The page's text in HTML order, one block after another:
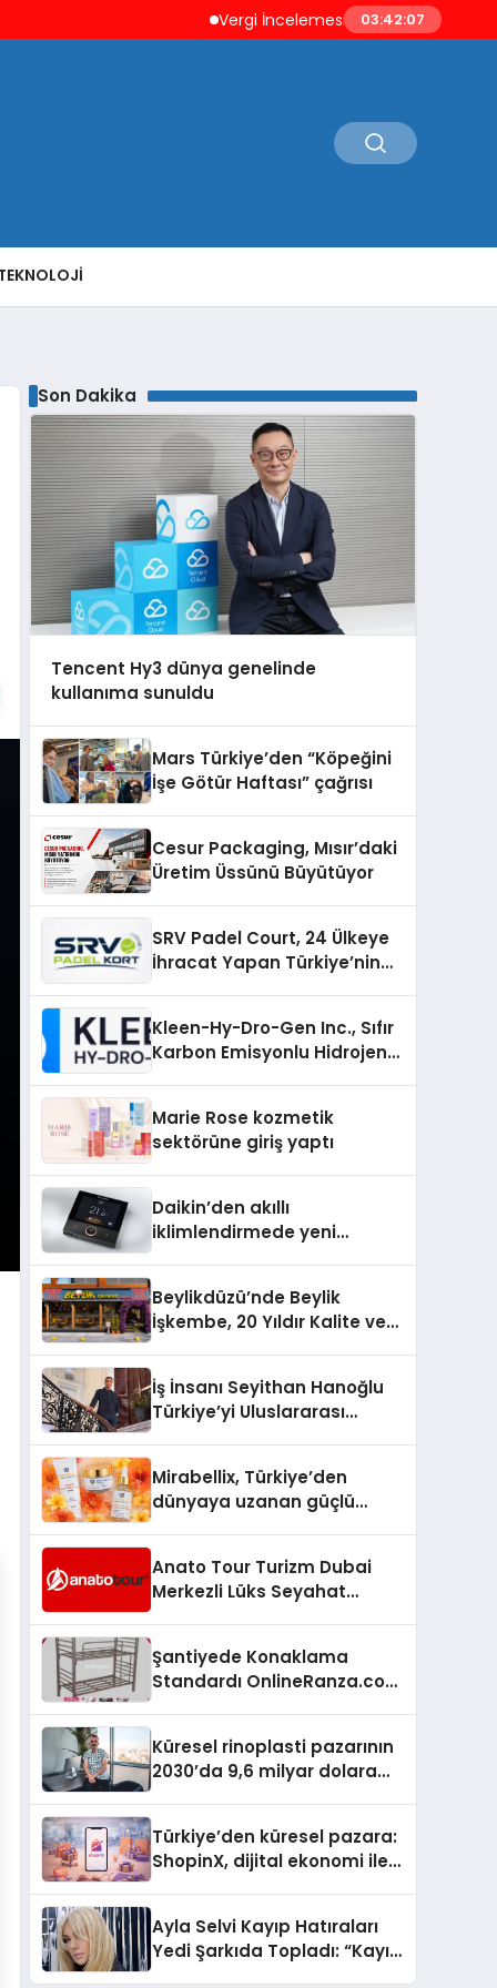
Vergi İncelemesi Öncesi Mükellefe Düzeltme
03:42:09
Son Dakika
Tencent Hy3 dünya genelinde
kullanıma sunuldu
Mars Türkiye’den “Köpeğini
İşe Götür Haftası” çağrısı
Cesur Packaging, Mısır’daki
Üretim Üssünü Büyütüyor
SRV Padel Court, 24 Ülkeye
İhracat Yapan Türkiye’nin
Kleen-Hy-Dro-Gen Inc., Sıfır
Karbon Emisyonlu Hidrojen
Aldı
Marie Rose kozmetik
sektörüne giriş yaptı
Daikin’den akıllı
iklimlendirmede yeni
Beylikdüzü’nde Beylik
İşkembe, 20 Yıldır Kalite ve
İş İnsanı Seyithan Hanoğlu
Türkiye’yi Uluslararası
Mirabellix, Türkiye’den
dünyaya uzanan güçlü
Anato Tour Turizm Dubai
Merkezli Lüks Seyahat
Şantiyede Konaklama
Standardı OnlineRanza.com
Küresel rinoplasti pazarının
2030’da 9,6 milyar dolara
Türkiye’den küresel pazara:
ShopinX, dijital ekonomi ile
Ayla Selvi Kayıp Hatıraları
Yedi Şarkıda Topladı: “Kayıp